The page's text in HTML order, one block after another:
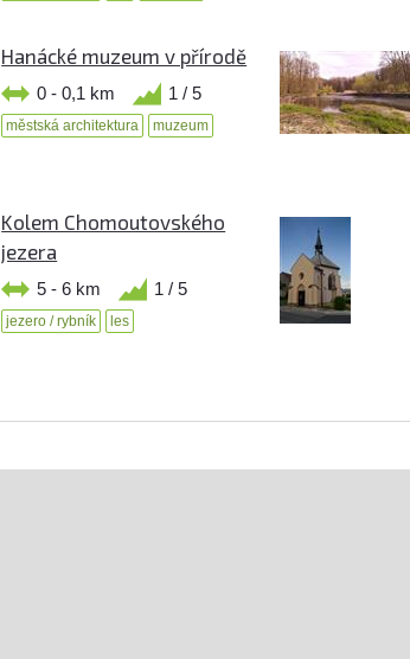
Hanácké muzeum v přírodě
0 - 0,1 km 1 / 5
městská architektura muzeum
Kolem Chomoutovského
jezera
5 - 6 km 1 / 5
jezero / rybník les